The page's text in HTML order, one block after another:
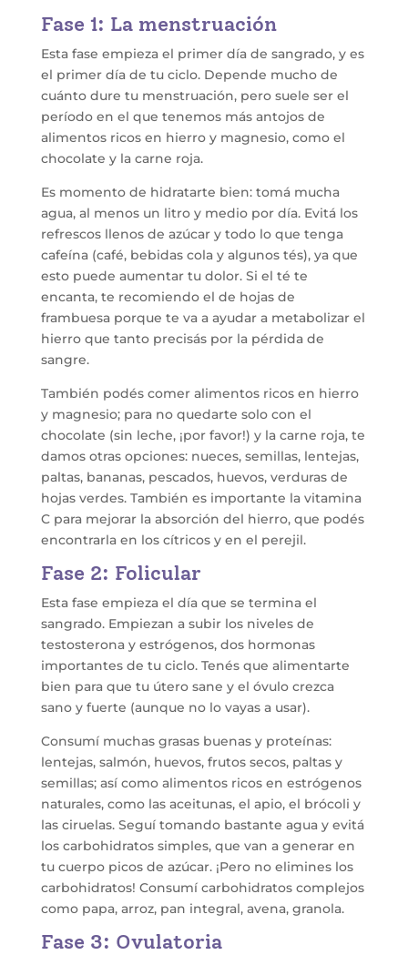
Fase 1: La menstruación
Esta fase empieza el primer día de sangrado, y es
el primer día de tu ciclo. Depende mucho de
cuánto dure tu menstruación, pero suele ser el
período en el que tenemos más antojos de
alimentos ricos en hierro y magnesio, como el
chocolate y la carne roja.
Es momento de hidratarte bien: tomá mucha
agua, al menos un litro y medio por día. Evitá los
refrescos llenos de azúcar y todo lo que tenga
cafeína (café, bebidas cola y algunos tés), ya que
esto puede aumentar tu dolor. Si el té te
encanta, te recomiendo el de hojas de
frambuesa porque te va a ayudar a metabolizar el
hierro que tanto precisás por la pérdida de
sangre.
También podés comer alimentos ricos en hierro
y magnesio; para no quedarte solo con el
chocolate (sin leche, ¡por favor!) y la carne roja, te
damos otras opciones: nueces, semillas, lentejas,
paltas, bananas, pescados, huevos, verduras de
hojas verdes. También es importante la vitamina
C para mejorar la absorción del hierro, que podés
encontrarla en los cítricos y en el perejil.
Fase 2: Folicular
Esta fase empieza el día que se termina el
sangrado. Empiezan a subir los niveles de
testosterona y estrógenos, dos hormonas
importantes de tu ciclo. Tenés que alimentarte
bien para que tu útero sane y el óvulo crezca
sano y fuerte (aunque no lo vayas a usar).
Consumí muchas grasas buenas y proteínas:
lentejas, salmón, huevos, frutos secos, paltas y
semillas; así como alimentos ricos en estrógenos
naturales, como las aceitunas, el apio, el brócoli y
las ciruelas. Seguí tomando bastante agua y evitá
los carbohidratos simples, que van a generar en
tu cuerpo picos de azúcar. ¡Pero no elimines los
carbohidratos! Consumí carbohidratos complejos
como papa, arroz, pan integral, avena, granola.
Fase 3: Ovulatoria